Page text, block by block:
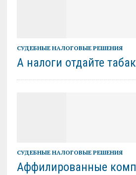
СУДЕБНЫЕ НАЛОГОВЫЕ РЕШЕНИЯ
А налоги отдайте
СУДЕБНЫЕ НАЛОГОВЫЕ РЕШЕНИЯ
Аффилированные